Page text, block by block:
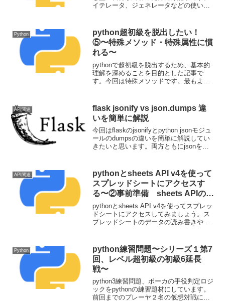
イテレータ、ジェネレータなどの使い
指せ脱python超初級
Python
python超初級を脱出したい！
⑤〜特殊メソッド・特殊属性に慣
れる〜
pythonで超初級を脱出するため、基本的
理解を深めることを目的とした記事で
す。今回は特殊メソッドです。最もよく
れが必要ですが、よく使うものからみて
いきます。
API関連
flask jsonify vs json.dumps 違
いを簡単に解説
今回はflaskのjsonifyとpython jsonモジュ
ールのdumpsの違いを簡単に解説してい
きたいと思います。両方ともにjsonを作
API関連
pythonとsheets API v4を使って
スプレッドシートにアクセスす
る〜②事前準備 sheets APIの
activateとcredential.jsonの取得
方法編〜
pythonとsheets API v4を使ってスプレッ
ドシートにアクセスしてみましょう。ス
プレッドシートのデータの読み書きや、
取得したデータをスプレッドシートにア
ップできるようになります。今回はAPI
有効化とcredentialの取得方法です。
Python
python練習問題〜シリーズ１第7
回、レベル超初級の初級6延長
戦〜
python3練習問題、ポーカの手役判定ロジ
ックをpythonの練習題材にしています。
前回までのプレーヤ２名の仮想対戦にハ